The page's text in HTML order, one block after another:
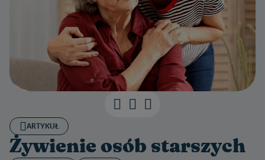
ARTYKUŁ
Żywienie osób starszych